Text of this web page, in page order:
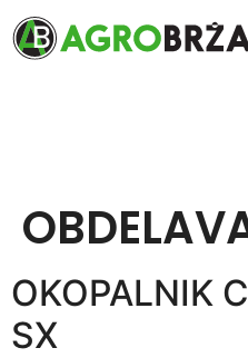
OKOPALNIK
SX